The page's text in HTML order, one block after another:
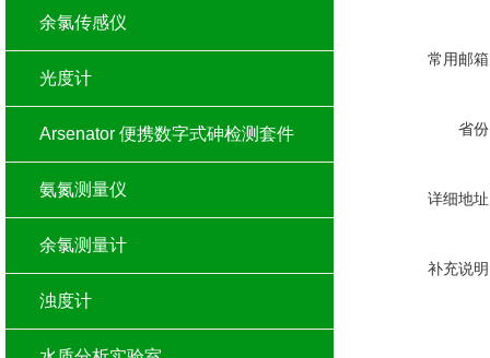
常用邮
省
详细地
补充说
余氯传感仪
光度计
Arsenator 便携数字式砷检测套件
氨氮测量仪
余氯测量计
浊度计